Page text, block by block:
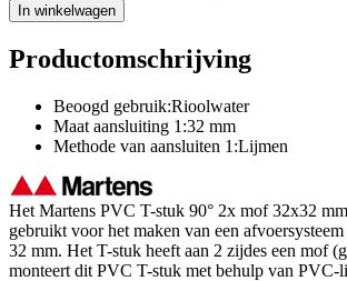
In winkelwagen
Productomschrijving
Beoogd gebruik:Rioolwater
Maat aansluiting 1:32 mm
Methode van aansluiten 1:Lijmen
Het Martens PVC T-stuk 90° 2x mof 32x32
gebruikt voor het maken van een
32 mm. Het T-stuk heeft aan 2 zijdes een mof
monteert dit PVC T-stuk met behulp van PVC-